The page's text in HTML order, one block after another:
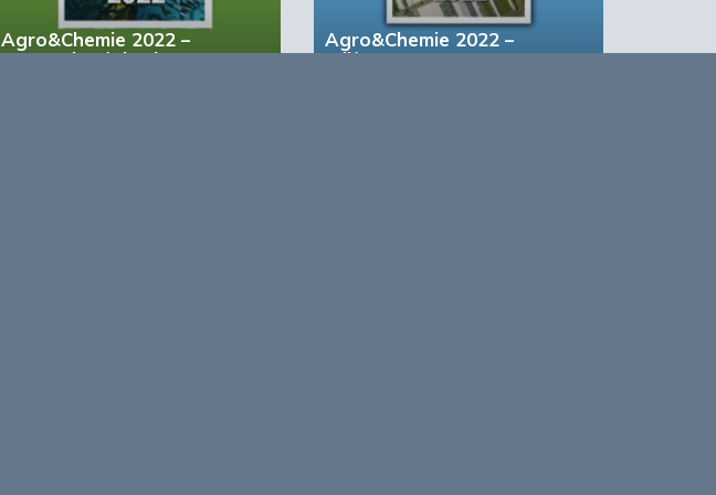
Agro&Chemie 2022 –
September/Oktober
Agro&Chemie 2022 –
Juli/Augustus